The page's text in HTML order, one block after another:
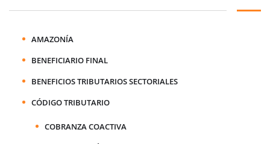
AMAZONÍA
BENEFICIARIO FINAL
BENEFICIOS TRIBUTARIOS SECTORIALES
CÓDIGO TRIBUTARIO
COBRANZA COACTIVA